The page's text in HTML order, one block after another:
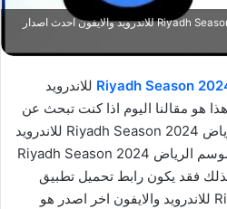
تنزيل تطبيق موسم الرياض 2024 Riyadh Season للاندرويد والايفون احدث اصدار
للاندرويد
هو مقالنا اليوم اذا كنت تبحث عن
طرق تحميل تطبيق موسم الرياض 2024 Riyadh Season للاندرويد
والايفون وتريد تحميل تطبيق موسم الرياض 2024 Riyadh Season
فقد يكون رابط تحميل تطبيق
موسم الرياض Riyadh Season للاندرويد والايفون اخر اصدر هو